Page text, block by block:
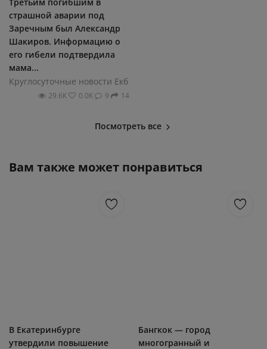
страшной аварии под
Заречным был Александр
Шакиров. Информацию о
его гибели подтвердила
мама...
Круглосуточные новости Екб
29.6К 0.0К 9 14
Посмотреть все
Вам также может понравиться
В Екатеринбурге
утвердили повышение
Бангкок — город
многогранный и